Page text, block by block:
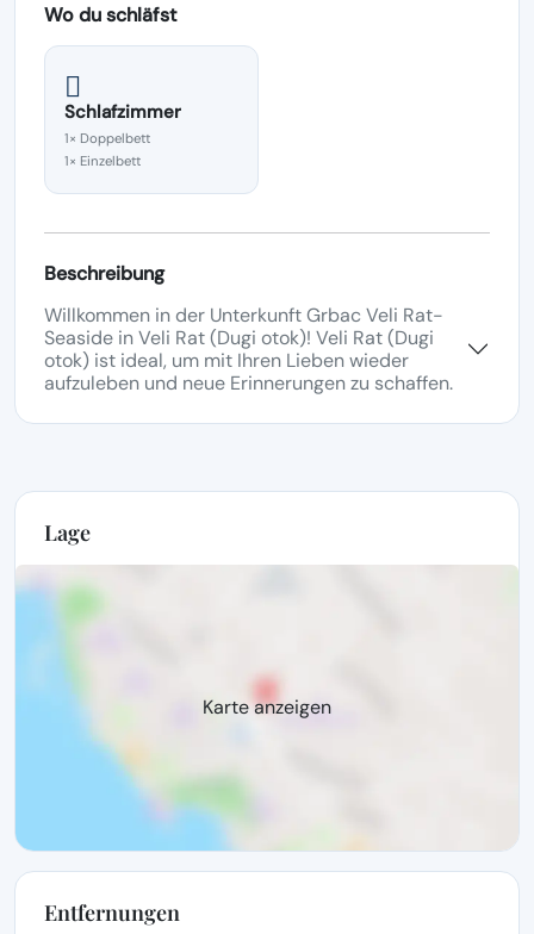
Wo du schläfst
Schlafzimmer
1× Doppelbett
1× Einzelbett
Beschreibung
Willkommen in der Unterkunft Grbac Veli Rat-
Seaside in Veli Rat (Dugi otok)! Veli Rat (Dugi
otok) ist ideal, um mit Ihren Lieben wieder
aufzuleben und neue Erinnerungen zu schaffen.
Lage
Karte anzeigen
Entfernungen